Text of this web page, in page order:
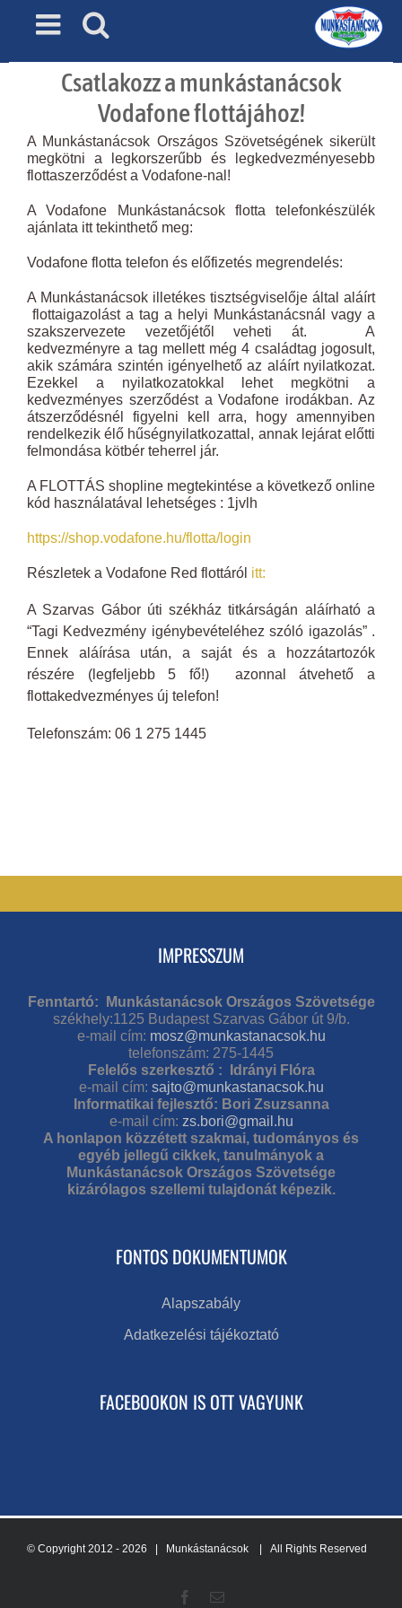
Csatlakozz a munkástanácsok
Vodafone flottájához!
A Munkástanácsok Országos Szövetségének sikerült
megkötni a legkorszerűbb és legkedvezményesebb
flottaszerződést a Vodafone-nal!
A Vodafone Munkástanácsok flotta telefonkészülék
ajánlata itt tekinthető meg:
Vodafone flotta telefon és előfizetés megrendelés:
A Munkástanácsok illetékes tisztségviselője által aláírt
flottaigazolást a tag a helyi Munkástanácsnál vagy a
szakszervezete vezetőjétől veheti át. A
kedvezményre a tag mellett még 4 családtag jogosult,
akik számára szintén igényelhető az aláírt nyilatkozat.
Ezekkel a nyilatkozatokkal lehet megkötni a
kedvezményes szerződést a Vodafone irodákban. Az
átszerződésnél figyelni kell arra, hogy amennyiben
rendelkezik élő hűségnyilatkozattal, annak lejárat előtti
felmondása kötbér teherrel jár.
A FLOTTÁS shopline megtekintése a következő online
kód használatával lehetséges : 1jvlh
https://shop.vodafone.hu/flotta/login
Részletek a Vodafone Red flottáról itt:
A Szarvas Gábor úti székház titkárságán aláírható a
“Tagi Kedvezmény igénybevételéhez szóló igazolás” .
Ennek aláírása után, a saját és a hozzátartozók
részére (legfeljebb 5 fő!) azonnal átvehető a
flottakedvezményes új telefon!
Telefonszám: 06 1 275 1445
IMPRESSZUM
Fenntartó: Munkástanácsok Országos Szövetsége
székhely:1125 Budapest Szarvas Gábor út 9/b.
e-mail cím: mosz@munkastanacsok.hu
telefonszám: 275-1445
Felelős szerkesztő : Idrányi Flóra
e-mail cím: sajto@munkastanacsok.hu
Informatikai fejlesztő: Bori Zsuzsanna
e-mail cím: zs.bori@gmail.hu
A honlapon közzétett szakmai, tudományos és
egyéb jellegű cikkek, tanulmányok a
Munkástanácsok Országos Szövetsége
kizárólagos szellemi tulajdonát képezik.
FONTOS DOKUMENTUMOK
Alapszabály
Adatkezelési tájékoztató
FACEBOOKON IS OTT VAGYUNK
© Copyright 2012 - 2026 | Munkástanácsok | All Rights Reserved
Facebook
Email